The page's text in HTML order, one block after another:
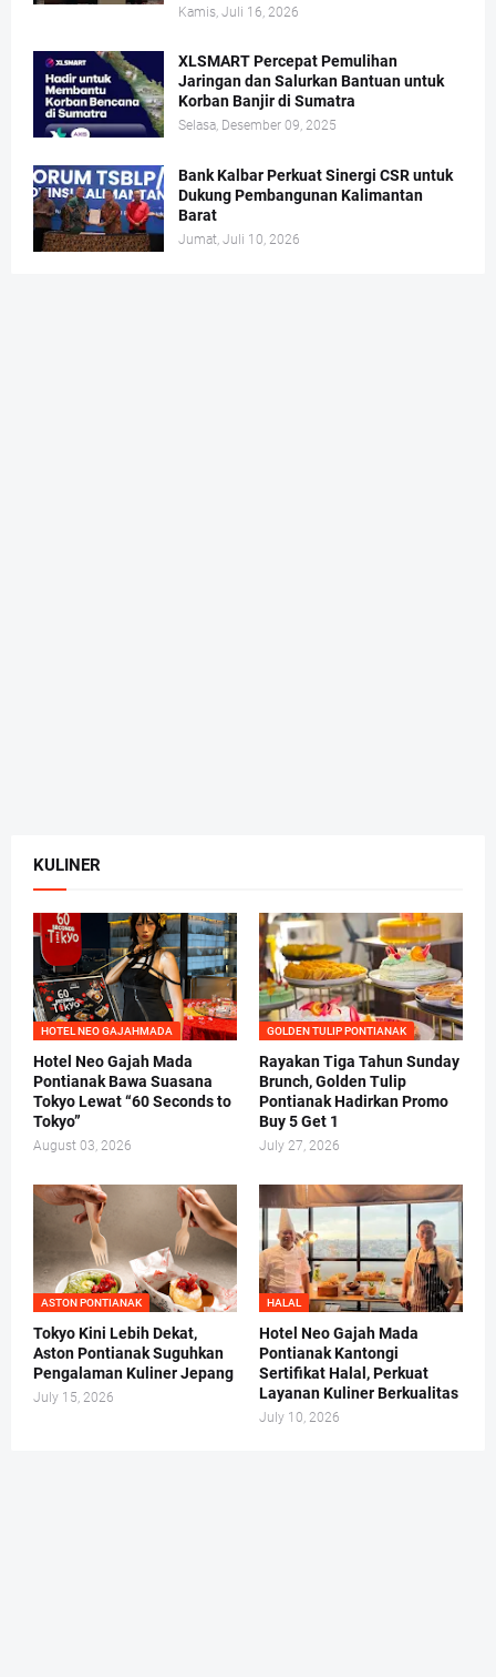
Kamis, Juli 16, 2026
XLSMART Percepat Pemulihan
Jaringan dan Salurkan Bantuan untuk
Korban Banjir di Sumatra
Selasa, Desember 09, 2025
Bank Kalbar Perkuat Sinergi CSR untuk
Dukung Pembangunan Kalimantan
Barat
Jumat, Juli 10, 2026
KULINER
HOTEL NEO GAJAHMADA
Hotel Neo Gajah Mada
Pontianak Bawa Suasana
Tokyo Lewat “60 Seconds to
Tokyo”
August 03, 2026
GOLDEN TULIP PONTIANAK
Rayakan Tiga Tahun Sunday
Brunch, Golden Tulip
Pontianak Hadirkan Promo
Buy 5 Get 1
July 27, 2026
ASTON PONTIANAK
Tokyo Kini Lebih Dekat,
Aston Pontianak Suguhkan
Pengalaman Kuliner Jepang
July 15, 2026
HALAL
Hotel Neo Gajah Mada
Pontianak Kantongi
Sertifikat Halal, Perkuat
Layanan Kuliner Berkualitas
July 10, 2026